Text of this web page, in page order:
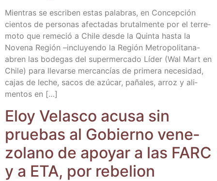
Mien­tras se escri­ben estas pala­bras, en Con­cep­ción
cien­tos de per­so­nas afec­ta­das bru­tal­men­te por el terre­
mo­to que reme­ció a Chi­le des­de la Quin­ta has­ta la
Nove­na Región –inclu­yen­do la Región Metro­­po­­li­­ta­­na-
abren las bode­gas del super­mer­ca­do Líder (Wal Mart en
Chi­le) para lle­var­se mer­can­cías de pri­me­ra nece­si­dad,
cajas de leche, sacos de azú­car, paña­les, arroz y ali­
men­tos en […]
Eloy Velas­co acu­sa sin
prue­bas al Gobierno vene­
zo­lano de apo­yar a las FARC
y a ETA, por rebelion